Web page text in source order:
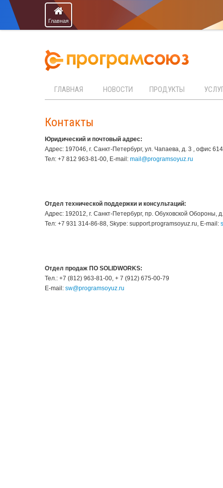
Главная
ГЛАВНАЯ НОВОСТИ ПРОДУКТЫ
Контакты
Юридический и почтовый адрес:
Адрес: 197046, г. Санкт-Петербург, ул. Чапаева, д. 3 , офис 614
Тел: +7 812 963-81-00, E-mail: mail@programsoyuz.ru
Отдел технической поддержки и консультаций:
Адрес: 192012, г. Санкт-Петербург, пр. Обуховской Обороны,
Тел: +7 931 314-86-88, Skype: support.programsoyuz.ru, E-mail:
Отдел продаж ПО SOLIDWORKS:
Тел.: +7 (812) 963-81-00, + 7 (912) 675-00-79
E-mail: sw@programsoyuz.ru